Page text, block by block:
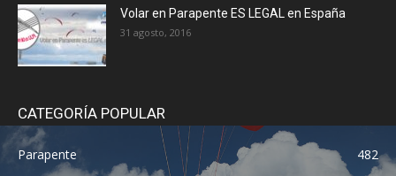
Volar en Parapente ES LEGAL en España
31 agosto, 2016
CATEGORÍA POPULAR
Parapente
482